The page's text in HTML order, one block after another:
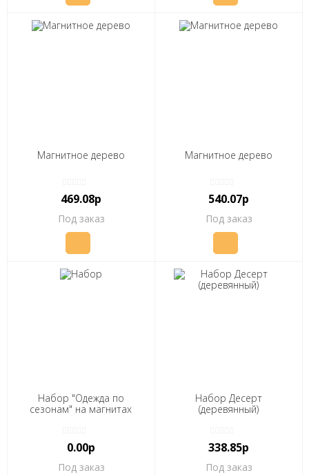
Магнитное дерево
469.08р
Под заказ
Магнитное дерево
540.07р
Под заказ
Набор "Одежда по
сезонам" на магнитах
0.00р
Под заказ
Набор Десерт
(деревянный)
338.85р
Под заказ